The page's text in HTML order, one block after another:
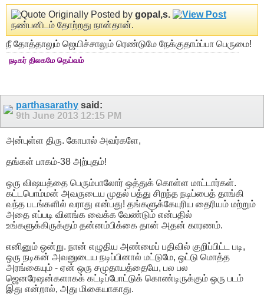
Originally Posted by gopal,s.
நண்பனிடம் தோற்றது நான்தான்.
நீ தோத்தாலும் ஜெயிச்சாலும் ரெண்டுமே நேக்குதாம்ப்பா பெருமை!
நடிகர் திலகமே தெய்வம்
parthasarathy said:
9th June 2013 12:15 PM
அன்புள்ள திரு. கோபால் அவர்களே,
தங்கள் பாகம்-38 அற்புதம்!
ஒரு விஷயத்தை பெரும்பாலோர் ஒத்துக் கொள்ள மாட்டார்கள்.
கட்டபொம்மன் அவருடைய முதல் பத்து சிறந்த நடிப்பைத் தாங்கி
வந்த படங்களில் வராது என்பது! தங்களுக்கேயுரிய தைரியம் மற்றும்
அதை எப்படி விளங்க வைக்க வேண்டும் என்பதில்
உங்களுக்கிருக்கும் தன்னம்பிக்கை தான் அதன் காரணம்.
எனினும் ஒன்று. நான் எழுதிய அண்மைப் பதிவில் குறிப்பிட்ட படி,
ஒரு நடிகன் அவனுடைய நடிப்பினால் மட்டுமே, ஒட்டு மொத்த
அரங்கையும் - ஏன் ஒரு சமுதாயத்தையே, பல பல
ஜெனரேஷன்களாகக் கட்டிப்போட்டுக் கொண்டிருக்கும் ஒரு படம்
இது என்றால், அது மிகையாகாது.